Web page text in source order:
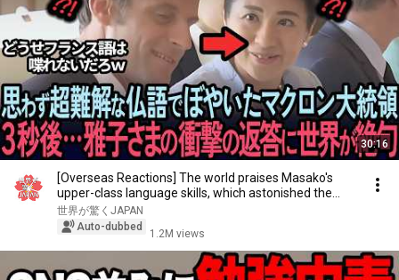
30:16
[Overseas Reactions] The world praises Masako's
upper-class language skills, which astonished the...
世界が驚くJAPAN
Auto-dubbed
1.2M views